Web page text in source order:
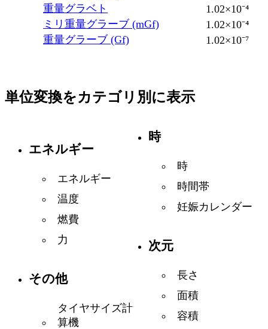
重量グラベト
1.02×10⁻⁴
ミリ重量グラーブ (mGf)
1.02×10⁻⁴
重量グラーブ (Gf)
1.02×10⁻⁷
単位変換をカテゴリ別に表示
エネルギー
エネルギー
温度
燃費
力
その他
タイヤサイズ計
算機
時
時
時間帯
妊娠カレンダー
次元
長さ
面積
容積